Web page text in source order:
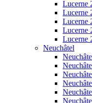
Lucerne
Lucerne
Lucerne
Lucerne
Lucerne
Neuchâtel